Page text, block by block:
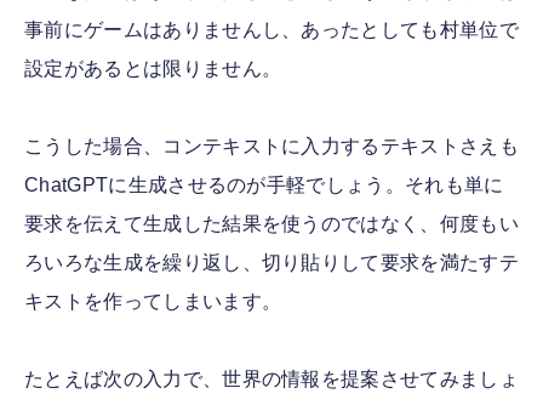
事前にゲームはありませんし、あったとしても村単位で
設定があるとは限りません。
こうした場合、コンテキストに入力するテキストさえも
ChatGPTに生成させるのが手軽でしょう。それも単に
要求を伝えて生成した結果を使うのではなく、何度もい
ろいろな生成を繰り返し、切り貼りして要求を満たすテ
キストを作ってしまいます。
たとえば次の入力で、世界の情報を提案させてみましょ